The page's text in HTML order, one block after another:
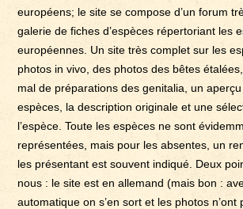
européens; le site se compose d’un forum
galerie de fiches d’espèces répertoriant les
européennes. Un site très complet sur les
photos in vivo, des photos des bêtes
mal de préparations des genitalia, un
espèces, la description originale et une
l’espèce. Toute les espèces ne sont
représentées, mais pour les absentes, un
les présentant est souvent indiqué. Deux
nous : le site est en allemand (mais bon :
automatique on s’en sort et les photos n’ont